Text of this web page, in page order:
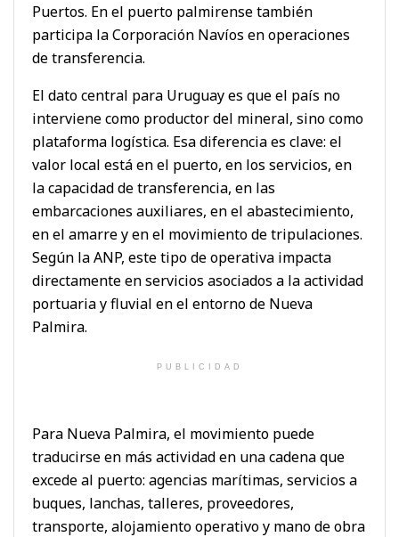
Puertos. En el puerto palmirense también
participa la Corporación Navíos en operaciones
de transferencia.
El dato central para Uruguay es que el país no
interviene como productor del mineral, sino como
plataforma logística. Esa diferencia es clave: el
valor local está en el puerto, en los servicios, en
la capacidad de transferencia, en las
embarcaciones auxiliares, en el abastecimiento,
en el amarre y en el movimiento de tripulaciones.
Según la ANP, este tipo de operativa impacta
directamente en servicios asociados a la actividad
portuaria y fluvial en el entorno de Nueva
Palmira.
PUBLICIDAD
Para Nueva Palmira, el movimiento puede
traducirse en más actividad en una cadena que
excede al puerto: agencias marítimas, servicios a
buques, lanchas, talleres, proveedores,
transporte, alojamiento operativo y mano de obra